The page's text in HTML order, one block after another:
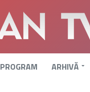
PROGRAM ARHIVĂ